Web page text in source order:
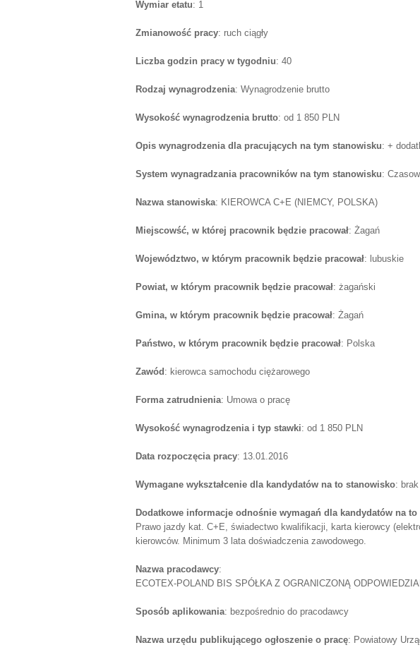
Wymiar etatu: 1
Zmianowość pracy: ruch ciągły
Liczba godzin pracy w tygodniu: 40
Rodzaj wynagrodzenia: Wynagrodzenie brutto
Wysokość wynagrodzenia brutto: od 1 850 PLN
Opis wynagrodzenia dla pracujących na tym stanowisku: +
System wynagradzania pracowników na tym stanowisku:
Nazwa stanowiska: KIEROWCA C+E (NIEMCY, POLSKA)
Miejscowść, w której pracownik będzie pracował: Żagań
Województwo, w którym pracownik będzie pracował: lubuskie
Powiat, w którym pracownik będzie pracował: żagański
Gmina, w którym pracownik będzie pracował: Żagań
Państwo, w którym pracownik będzie pracował: Polska
Zawód : kierowca samochodu ciężarowego
Forma zatrudnienia: Umowa o pracę
Wysokość wynagrodzenia i typ stawki: od 1 850 PLN
Data rozpoczęcia pracy: 13.01.2016
Wymagane wykształcenie dla kandydatów na to stanowisko:
Dodatkowe informacje odnośnie wymagań dla kandydatów na
Prawo jazdy kat. C+E, świadectwo kwalifikacji, karta kierowcy
kierowców. Minimum 3 lata doświadczenia zawodowego.
Nazwa pracodawcy:
ECOTEX-POLAND BIS SPÓŁKA Z OGRANICZONĄ
Sposób aplikowania: bezpośrednio do pracodawcy
Nazwa urzędu publikującego ogłoszenie o pracę: Powiatowy